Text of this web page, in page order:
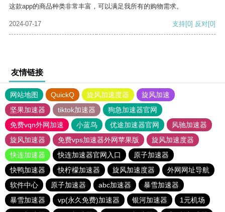
这款app的商品种类非常丰富，可以满足我所有的购物需求。
2024-07-17 支持[0] 反对[0]
友情链接
网站地图 QuickQ 旋风加速度器
旋风加速
坚果加速器
tiktok加速器
狗急加速器官网
免费vqn外网加速
小蓝鸟 优途加速器官网
风驰加速器
旋风加速器
免费vps加速器外网苹果版
旋风加速度器
快连加速器
快连加速器官网入口
原子加速器
快鸭加速器
快柠檬加速器 旋风加速度器
外网网址导航
软件中心
原子加速器 abc加速器
暴雪加速器
暴雪加速器
vp(永久免费)加速器 银河加速器
1元机场